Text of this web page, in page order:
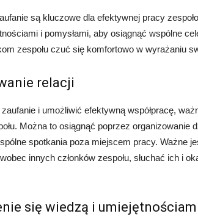
są kluczowe dla efektywnej pracy
i pomysłami, aby osiągnąć wspólne
zespołu czuć się komfortowo w wyrażaniu
relacji
i umożliwić efektywną współpracę,
Można to osiągnąć poprzez organizowanie
spotkania poza miejscem pracy. Ważne
innych członków zespołu, słuchać ich i
się wiedzą i